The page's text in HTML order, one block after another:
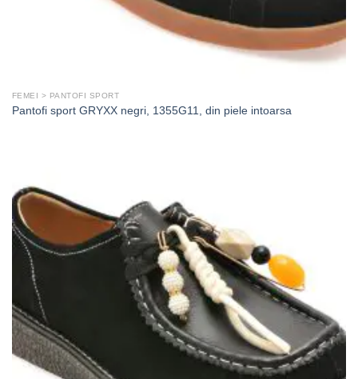
FEMEI > PANTOFI SPORT
Pantofi sport GRYXX negri, 1355G11, din piele intoarsa